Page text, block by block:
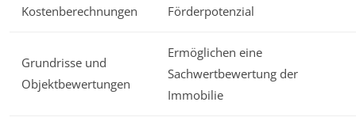
Kostenberechnungen
Förderpotenzial
Grundrisse und
Objektbewertungen
Ermöglichen eine
Sachwertbewertung der
Immobilie